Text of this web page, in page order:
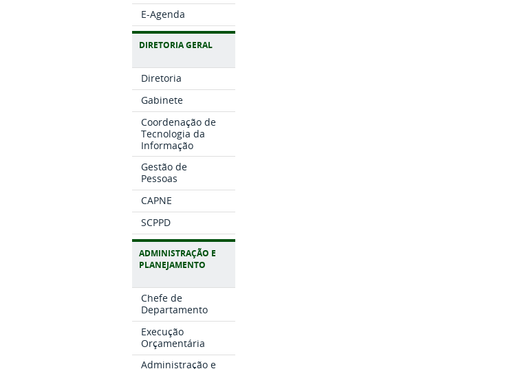
E-Agenda
DIRETORIA GERAL
Diretoria
Gabinete
Coordenação de
Tecnologia da
Informação
Gestão de
Pessoas
CAPNE
SCPPD
ADMINISTRAÇÃO E
PLANEJAMENTO
Chefe de
Departamento
Execução
Orçamentária
Administração e